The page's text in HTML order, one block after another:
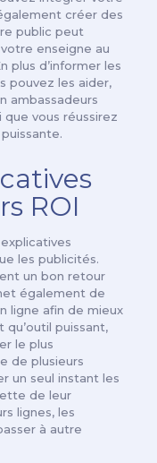
créer des
public peut
enseigne au
plus d’informer les
pouvez les aider,
ambassadeurs
que vous réussirez
ROI
les publicités.
un bon retour
également de
ligne afin de mieux
qu’outil puissant,
le plus
de plusieurs
un seul instant les
de leur
lignes, les
à autre